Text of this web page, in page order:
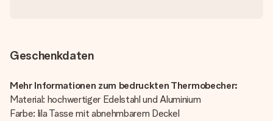
Geschenkdaten
Mehr Informationen zum bedruckten Thermobecher:
Material: hochwertiger Edelstahl und Aluminium
Farbe: lila Tasse mit abnehmbarem Deckel